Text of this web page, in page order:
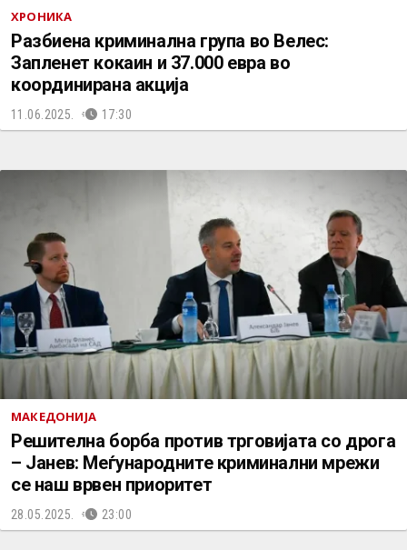
ХРОНИКА
Разбиена криминална група во Велес:
Запленет кокаин и 37.000 евра во
координирана акција
11.06.2025. 17:30
МАКЕДОНИЈА
Решителна борба против трговијата со дрога
– Јанев: Меѓународните криминални мрежи
се наш врвен приоритет
28.05.2025. 23:00